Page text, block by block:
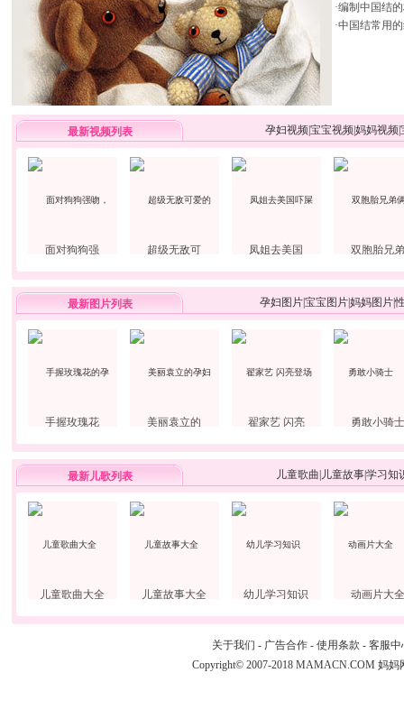
·编制中国结
·中国结常用
最新视频列表 孕妇视频宝宝视频妈妈视频
面对狗狗强 超级无敌可 凤姐去美国 双胞胎兄弟
最新图片列表 孕妇图片宝宝图片妈妈图片
手握玫瑰花 美丽袁立的 翟家艺 闪亮 勇敢小骑士
最新儿歌列表 儿童歌曲 儿童故事学习知
儿童歌曲大全 儿童故事大全 幼儿学习知识 动画片大全
关于我们 - 广告合作 - 使用条款 - 客服中
Copyright© 2007-2018 MAMACN.COM 妈妈